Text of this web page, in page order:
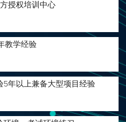
授权培训中心
教学经验
5年以上兼备大型项目经验